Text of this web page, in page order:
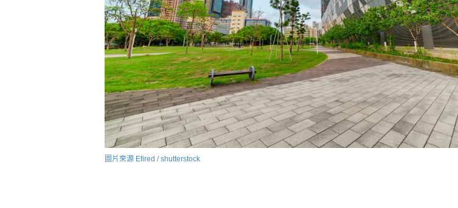
圖片來源 Efired / shutterstock